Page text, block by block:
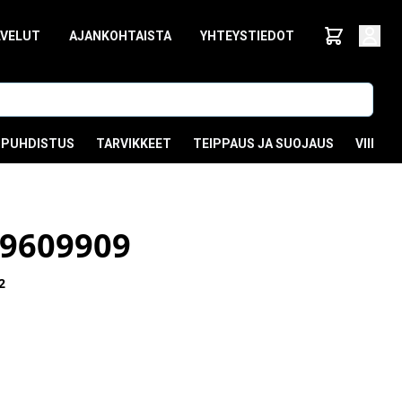
AJANKOHTAISTA YHTEYSTIEDOT
PUHDISTUS TARVIKKEET TEIPPAUS JA SUOJAUS